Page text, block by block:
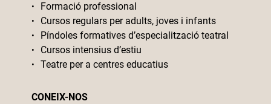
Formació professional
Cursos regulars per adults, joves i infants
Píndoles formatives d’especialització teatral
Cursos intensius d’estiu
Teatre per a centres educatius
CONEIX-NOS